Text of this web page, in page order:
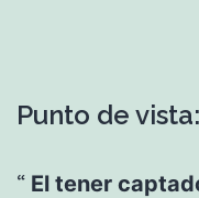
Punto de
El tener